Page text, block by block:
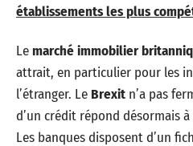
établissements les plus
Lemarché immobilier
attrait, en particulier pour les
l’étranger. Le Brexit n’a pas
d’un crédit répond désormais
Les banques disposent d’un